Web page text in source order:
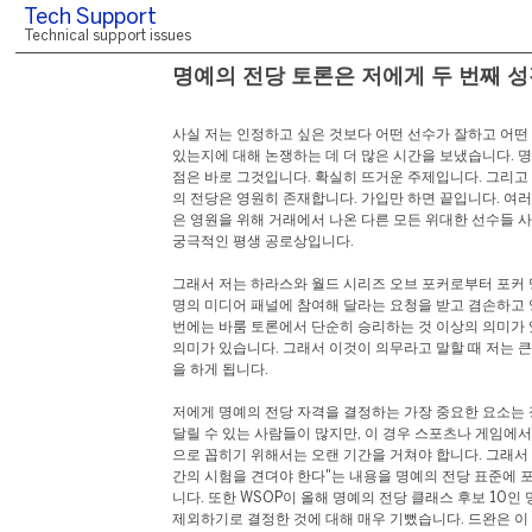
Tech Support
Technical support issues
명예의 전당 토론은 저에게 두 번째
사실 저는 인정하고 싶은 것보다 어떤 선수가 잘하고 어
있는지에 대해 논쟁하는 데 더 많은 시간을 보냈습니다.
점은 바로 그것입니다. 확실히 뜨거운 주제입니다. 그리
의 전당은 영원히 존재합니다. 가입만 하면 끝입니다. 여
은 영원을 위해 거래에서 나온 다른 모든 위대한 선수들
궁극적인 평생 공로상입니다.
그래서 저는 하라스와 월드 시리즈 오브 포커로부터 포커
명의 미디어 패널에 참여해 달라는 요청을 받고 겸손하고
번에는 바룸 토론에서 단순히 승리하는 것 이상의 의미가
의미가 있습니다. 그래서 이것이 의무라고 말할 때 저는
을 하게 됩니다.
저에게 명예의 전당 자격을 결정하는 가장 중요한 요소는
달릴 수 있는 사람들이 많지만, 이 경우 스포츠나 게임에
으로 꼽히기 위해서는 오랜 기간을 거쳐야 합니다. 그래
간의 시험을 견뎌야 한다"는 내용을 명예의 전당 표준에
니다. 또한 WSOP이 올해 명예의 전당 클래스 후보 10인
제외하기로 결정한 것에 대해 매우 기뻤습니다. 드완은